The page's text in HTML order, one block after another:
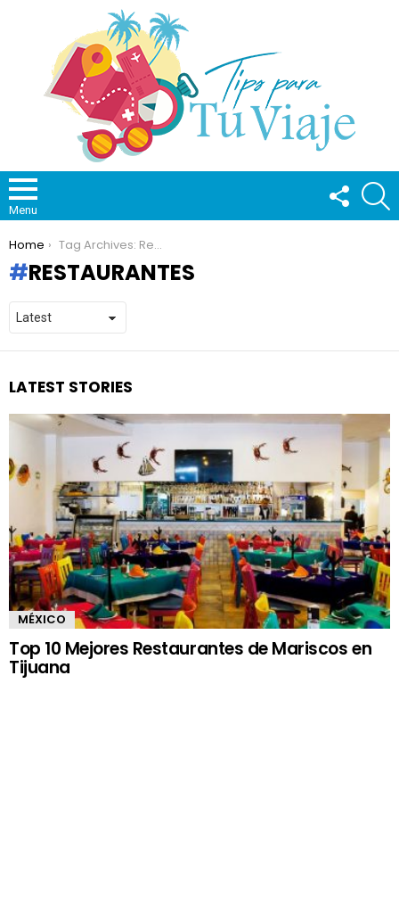
Menu
FOLLOW
US
You are here:
Home Tag Archives: Restaurantes
RESTAURANTES
LATEST STORIES
MÉXICO
Top 10 Mejores Restaurantes de Mariscos en
Tijuana